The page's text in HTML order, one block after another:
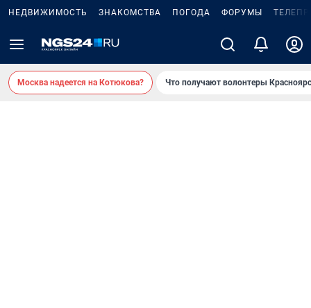
НЕДВИЖИМОСТЬ ЗНАКОМСТВА ПОГОДА ФОРУМЫ
Москва надеется на Котюкова? Что получают волонтеры